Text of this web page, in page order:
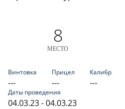
8
МЕСТО
Винтовка
---
Прицел
---
Калибр
---
Даты проведения
04.03.23 - 04.03.23